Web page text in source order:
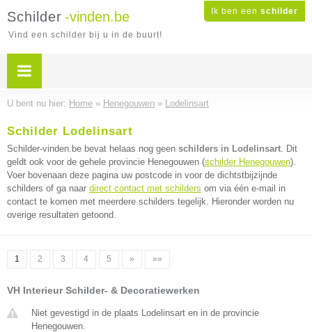
Ik ben een schilder
Schilder -vinden.be
Vind een schilder bij u in de buurt!
U bent nu hier: Home » Henegouwen » Lodelinsart
Schilder Lodelinsart
Schilder-vinden.be bevat helaas nog geen schilders in Lodelinsart. Dit
geldt ook voor de gehele provincie Henegouwen (schilder Henegouwen).
Voer bovenaan deze pagina uw postcode in voor de dichtstbijzijnde
schilders of ga naar direct contact met schilders om via één e-mail in
contact te komen met meerdere schilders tegelijk. Hieronder worden nu
overige resultaten getoond.
1 2 3 4 5 » »»
VH Interieur Schilder- & Decoratiewerken
Niet gevestigd in de plaats Lodelinsart en in de provincie
Henegouwen.